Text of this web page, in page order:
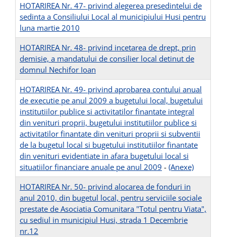
HOTARIREA Nr. 47- privind alegerea presedintelui de
sedinta a Consiliului Local al municipiului Husi pentru
luna martie 2010
HOTARIREA Nr. 48- privind incetarea de drept, prin
demisie, a mandatului de consilier local detinut de
domnul Nechifor Ioan
HOTARIREA Nr. 49- privind aprobarea contului anual
de executie pe anul 2009 a bugetului local, bugetului
institutiilor publice si activitatilor finantate integral
din venituri proprii, bugetului institutiilor publice si
activitatilor finantate din venituri proprii si subventii
de la bugetul local si bugetului institutiilor finantate
din venituri evidentiate in afara bugetului local si
situatiilor financiare anuale pe anul 2009 - (Anexe)
HOTARIREA Nr. 50- privind alocarea de fonduri in
anul 2010, din bugetul local, pentru serviciile sociale
prestate de Asociatia Comunitara "Totul pentru Viata",
cu sediul in municipiul Husi, strada 1 Decembrie
nr.12